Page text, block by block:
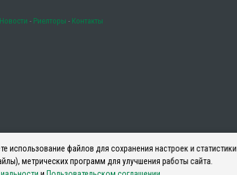
Новости - Риелторы - Контакты
использование файлов для сохранения настроек и статистики
метрических программ для улучшения работы сайта.